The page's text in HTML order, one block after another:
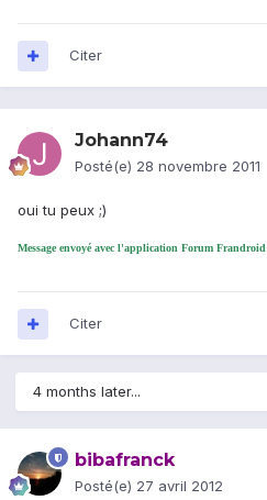
Citer
Johann74
Posté(e) 28 novembre 2011
oui tu peux ;)
Message envoyé avec l'application Forum Frandroid
Citer
4 months later...
bibafranck
Posté(e) 27 avril 2012